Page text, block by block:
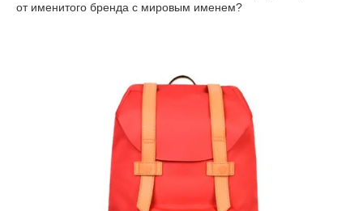
от именитого бренда с мировым именем?